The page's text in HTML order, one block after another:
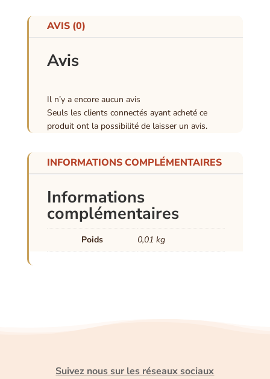
AVIS (0)
Avis
Il n’y a encore aucun avis
Seuls les clients connectés ayant acheté ce
produit ont la possibilité de laisser un avis.
INFORMATIONS COMPLÉMENTAIRES
Informations
complémentaires
Poids 0,01 kg
Suivez nous sur les réseaux sociaux